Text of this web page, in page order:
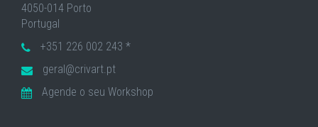
4050-014 Porto
Portugal
+351 226 002 243 *
geral@crivart.pt
Agende o seu Workshop